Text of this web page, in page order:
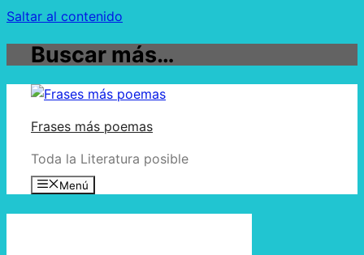
Saltar al contenido
Buscar más…
Frases más poemas
Toda la Literatura posible
Menú